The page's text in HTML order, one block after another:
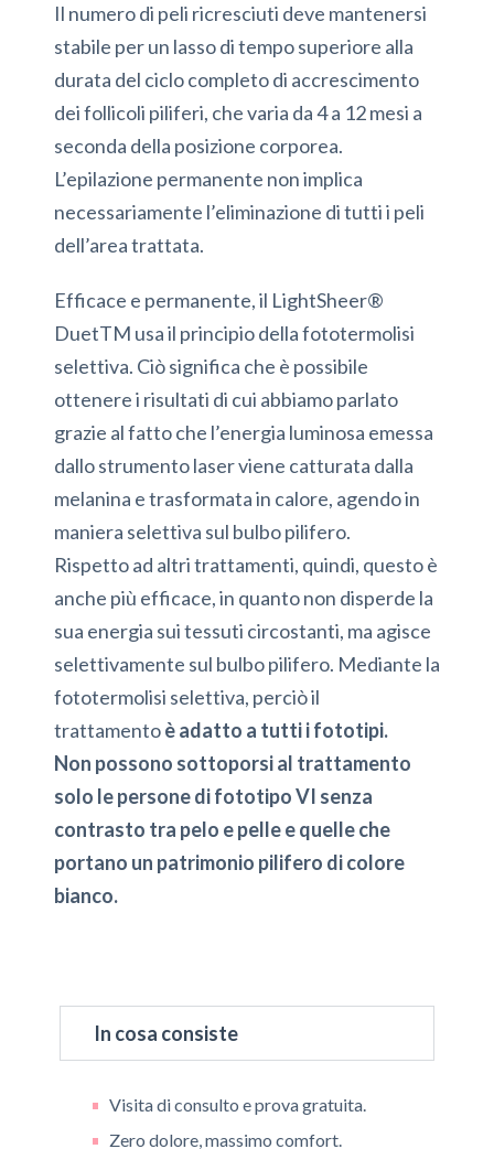
Il numero di peli ricresciuti deve mantenersi
stabile per un lasso di tempo superiore alla
durata del ciclo completo di accrescimento
dei follicoli piliferi, che varia da 4 a 12 mesi a
seconda della posizione corporea.
L’epilazione permanente non implica
necessariamente l’eliminazione di tutti i peli
dell’area trattata.
Efficace e permanente, il LightSheer®
DuetTM usa il principio della fototermolisi
selettiva. Ciò significa che è possibile
ottenere i risultati di cui abbiamo parlato
grazie al fatto che l’energia luminosa emessa
dallo strumento laser viene catturata dalla
melanina e trasformata in calore, agendo in
maniera selettiva sul bulbo pilifero.
Rispetto ad altri trattamenti, quindi, questo è
anche più efficace, in quanto non disperde la
sua energia sui tessuti circostanti, ma agisce
selettivamente sul bulbo pilifero. Mediante la
fototermolisi selettiva, perciò il
trattamentoè adatto a tutti i fototipi.
Non possono sottoporsi al trattamento
solo le persone di fototipo VI senza
contrasto tra pelo e pelle e quelle che
portano un patrimonio pilifero di colore
bianco.
In cosa consiste
Visita di consulto e prova gratuita.
Zero dolore, massimo comfort.